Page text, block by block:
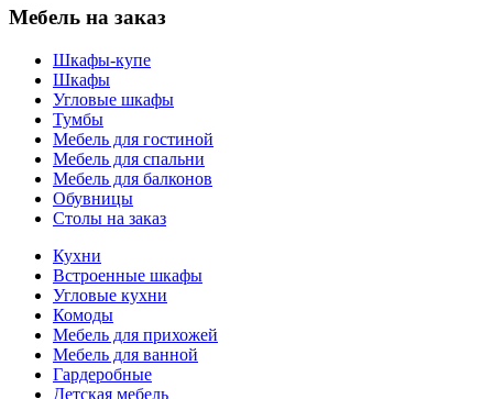
Мебель на заказ
Шкафы-купе
Шкафы
Угловые шкафы
Тумбы
Мебель для гостиной
Мебель для спальни
Мебель для балконов
Обувницы
Столы на заказ
Кухни
Встроенные шкафы
Угловые кухни
Комоды
Мебель для прихожей
Мебель для ванной
Гардеробные
Детская мебель